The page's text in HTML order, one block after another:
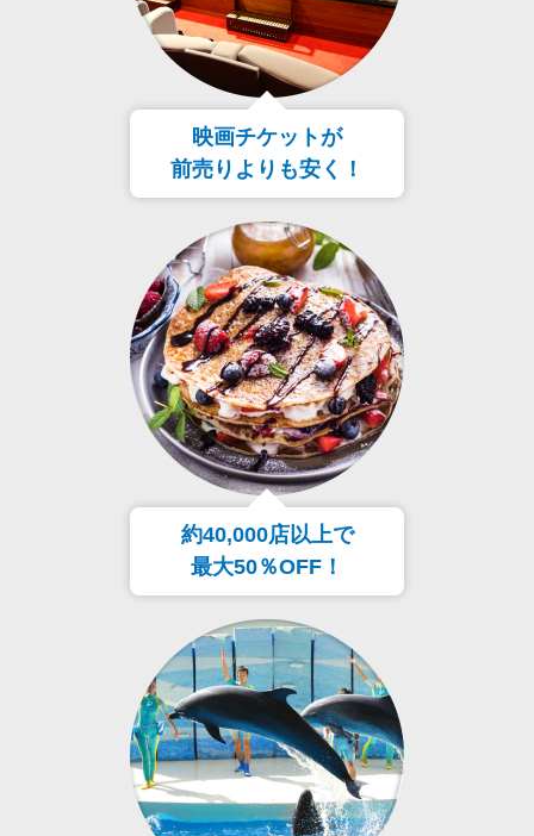
映画チケットが
前売りよりも安く！
約40,000店以上で
最大50％OFF！